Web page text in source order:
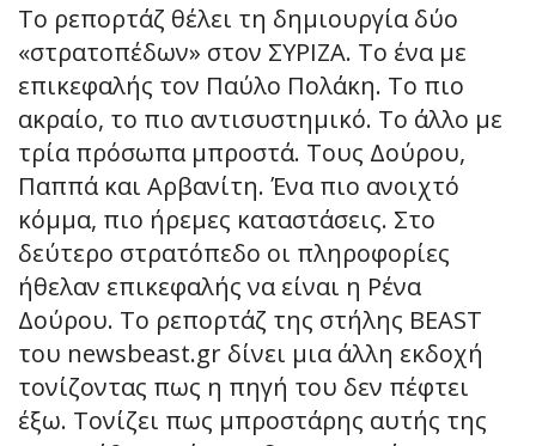
Το ρεπορτάζ θέλει τη δημιουργία δύο
«στρατοπέδων» στον ΣΥΡΙΖΑ. Το ένα με
επικεφαλής τον Παύλο Πολάκη. Το πιο
ακραίο, το πιο αντισυστημικό. Το άλλο με
τρία πρόσωπα μπροστά. Τους Δούρου,
Παππά και Αρβανίτη. Ένα πιο ανοιχτό
κόμμα, πιο ήρεμες καταστάσεις. Στο
δεύτερο στρατόπεδο οι πληροφορίες
ήθελαν επικεφαλής να είναι η Ρένα
Δούρου. Το ρεπορτάζ της στήλης BEAST
του newsbeast.gr δίνει μια άλλη εκδοχή
τονίζοντας πως η πηγή του δεν πέφτει
έξω. Τονίζει πως μπροστάρης αυτής της